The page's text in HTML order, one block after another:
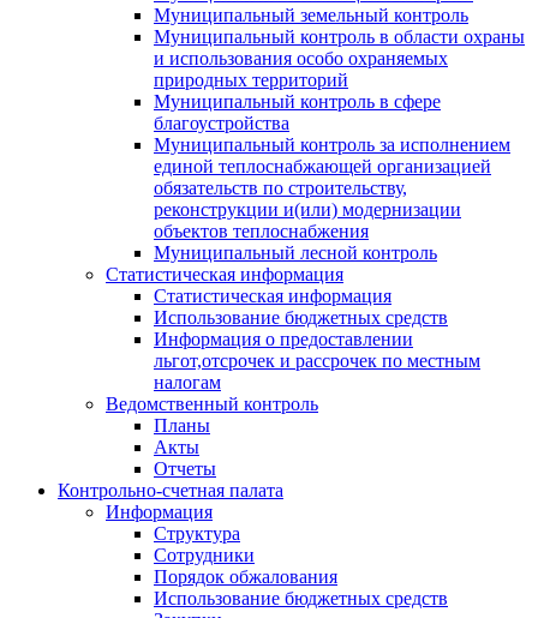
Муниципальный земельный контроль
Муниципальный контроль в области охраны
и использования особо охраняемых
природных территорий
Муниципальный контроль в сфере
благоустройства
Муниципальный контроль за исполнением
единой теплоснабжающей организацией
обязательств по строительству,
реконструкции и(или) модернизации
объектов теплоснабжения
Муниципальный лесной контроль
Статистическая информация
Статистическая информация
Использование бюджетных средств
Информация о предоставлении
льгот,отсрочек и рассрочек по местным
налогам
Ведомственный контроль
Планы
Акты
Отчеты
Контрольно-счетная палата
Информация
Структура
Сотрудники
Порядок обжалования
Использование бюджетных средств